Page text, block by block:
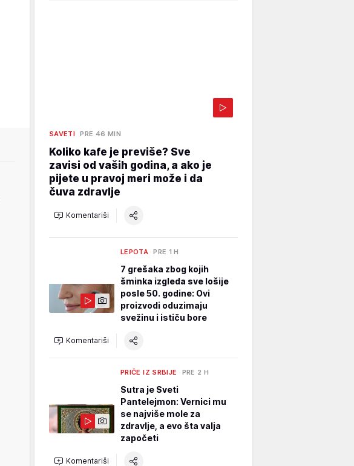
SAVETI PRE 46 MIN
Koliko kafe je previše? Sve
zavisi od vaših godina, a ako je
pijete u pravoj meri može i da
čuva zdravlje
Komentariši
LEPOTA PRE 1 H
7 grešaka zbog kojih
šminka izgleda sve lošije
posle 50. godine: Ovi
proizvodi oduzimaju
svežinu i ističu bore
Komentariši
PRIČE IZ SRBIJE PRE 2 H
Sutra je Sveti
Pantelejmon: Vernici mu
se najviše mole za
zdravlje, a evo šta valja
započeti
Komentariši